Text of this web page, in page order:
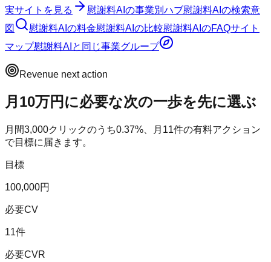
実サイトを見る 慰謝料AI の事業別ハブ慰謝料AI の検索意
図
慰謝料AI の料金慰謝料AI の比較慰謝料AI のFAQサイト
マップ慰謝料AI と同じ事業グループ
Revenue next action
月10万円に必要な次の一歩を先に選ぶ
月間3,000クリックのうち0.37%、月 11件の有料アクション
で目標に届きます。
目標
100,000円
必要CV
11件
必要CVR